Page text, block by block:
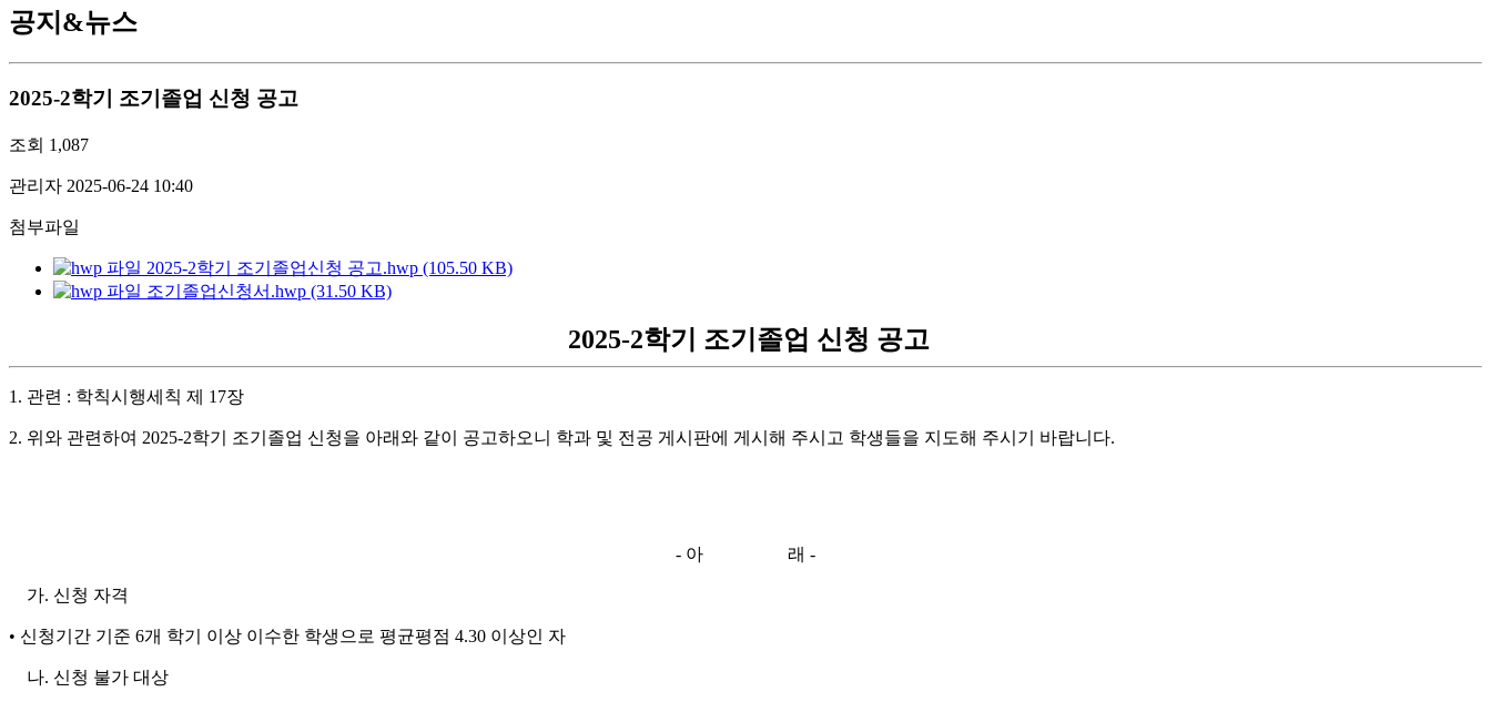
공지&뉴스
2025-2학기 조기졸업 신청 공고
조회 1,087
관리자 2025-06-24 10:40
첨부파일
2025-2학기 조기졸업신청 공고.hwp (105.50 KB)
조기졸업신청서.hwp (31.50 KB)
2025-2학기 조기졸업 신청 공고
1. 관련 : 학칙시행세칙 제 17장
2. 위와 관련하여 2025-2학기 조기졸업 신청을 아래와 같이 공고하오니 학과 및 전공 게시판에 게시해 주시고 학생들을 지도해 주시기 바랍니다.
- 아 래 -
가. 신청 자격
• 신청기간 기준 6개 학기 이상 이수한 학생으로 평균평점 4.30 이상인 자
나. 신청 불가 대상